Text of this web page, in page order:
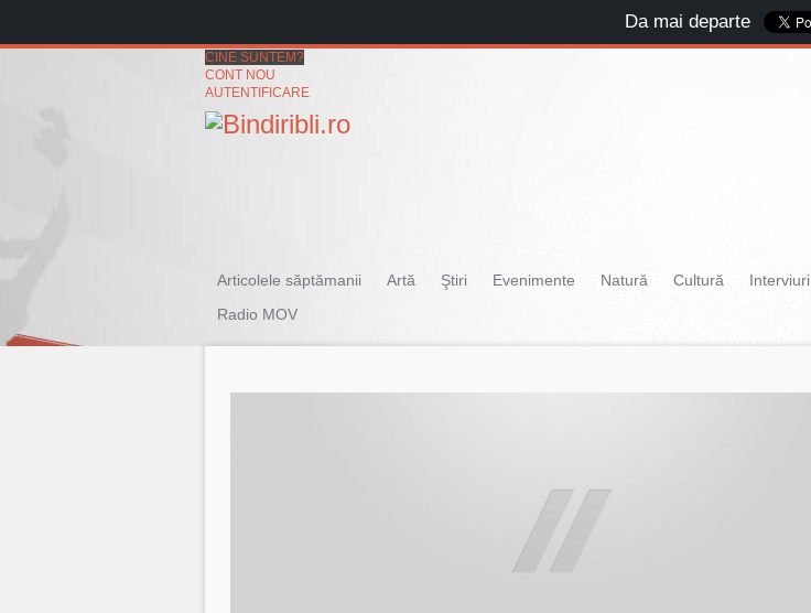
CINE SUNTEM?
CONT NOU
AUTENTIFICARE
Articolele săptămanii Artă Ştiri Evenimente Natură Cultură Interviuri
Radio MOV
Da mai departe